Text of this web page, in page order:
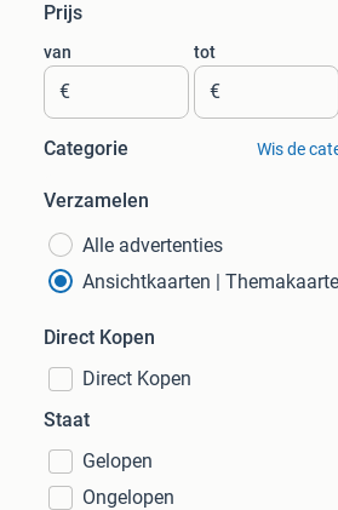
Prijs
van
€
tot
€
Categorie Wis de
Verzamelen
Alle advertenties
Ansichtkaarten |
Direct Kopen
Direct Kopen
Staat
Gelopen
Ongelopen